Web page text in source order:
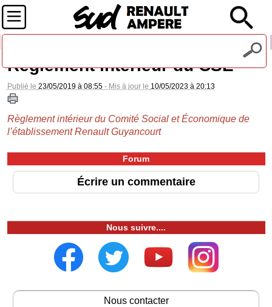
Règlement intérieur du CSE
Publié le 23/05/2019 à 08:55- Mis à jour le 10/05/2023 à 20:13
Règlement intérieur du Comité Social et Économique de
l’établissement Renault Guyancourt
Forum
Écrire un commentaire
Nous suivre....
Nous contacter